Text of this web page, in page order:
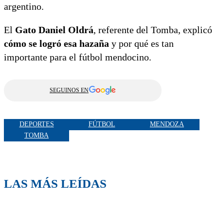
argentino.
El Gato Daniel Oldrá, referente del Tomba, explicó
cómo se logró esa hazaña y por qué es tan
importante para el fútbol mendocino.
SEGUINOS EN
DEPORTES FÚTBOL
MENDOZA
TOMBA
LAS MÁS LEÍDAS